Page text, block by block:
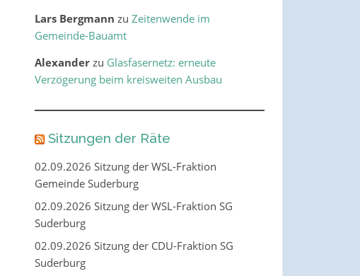
Lars Bergmann zu Zeitenwende im
Gemeinde-Bauamt
Alexanderzu Glasfasernetz: erneute
Verzögerung beim kreisweiten Ausbau
Sitzungen der Räte
02.09.2026 Sitzung der WSL-Fraktion
Gemeinde Suderburg
02.09.2026 Sitzung der WSL-Fraktion SG
Suderburg
02.09.2026 Sitzung der CDU-Fraktion SG
Suderburg